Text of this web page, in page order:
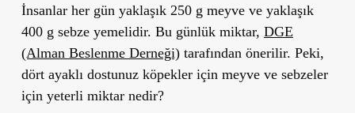
İnsanlar her gün yaklaşık 250 g meyve ve yaklaşık
400 g sebze yemelidir. Bu günlük miktar, DGE
(Alman Beslenme Derneği)tarafından önerilir. Peki,
dört ayaklı dostunuz köpekler için meyve ve sebzeler
için yeterli miktar nedir?